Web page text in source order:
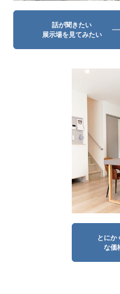
話が聞きたい
展示場を見てみたい
とにか
な価